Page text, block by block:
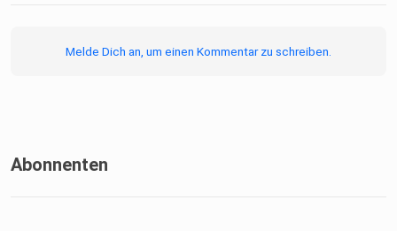
Melde Dich an, um einen Kommentar zu schreiben.
Abonnenten